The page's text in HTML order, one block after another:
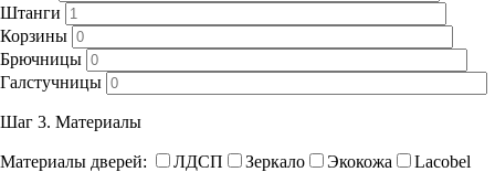
Штанги
Корзины
Брючницы
Галстучницы
Шаг 3. Материалы
Материалы дверей: ЛДСП Зеркало Экокожа
Lacobel